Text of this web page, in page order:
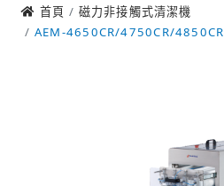
首頁
磁力非接觸式清潔機
AEM-4650CR/4750CR/4850CR